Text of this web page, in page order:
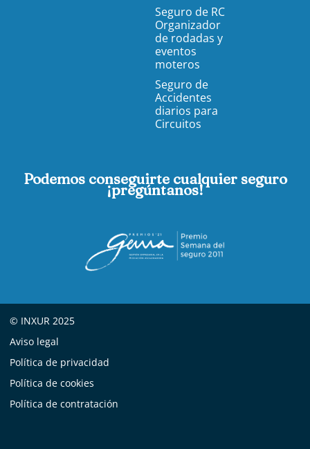
Seguro de RC
Organizador
de rodadas y
eventos
moteros
Seguro de
Accidentes
diarios para
Circuitos
Podemos conseguirte cualquier seguro
¡pregúntanos!
© INXUR 2025
Aviso legal
Política de privacidad
Política de cookies
Política de contratación